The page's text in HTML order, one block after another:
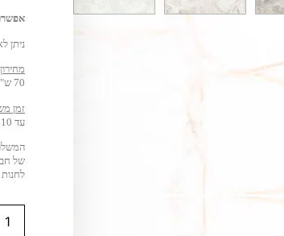
ניתן
70 ש"ח
זמן
עד 10 ימי עסקים.
של